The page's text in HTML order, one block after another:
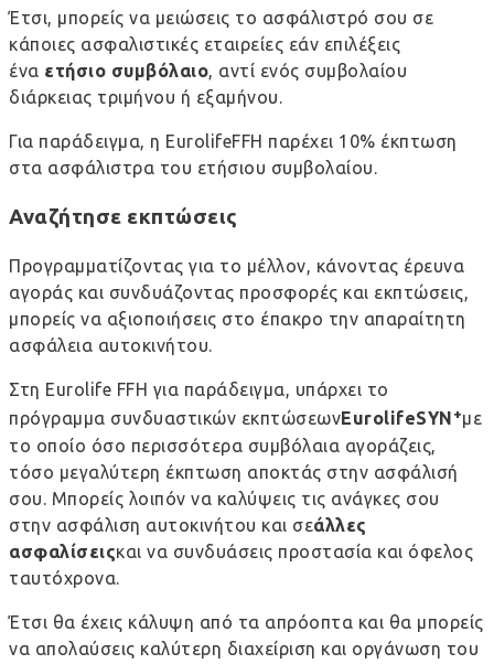
Έτσι, μπορείς να μειώσεις το ασφάλιστρό σου σε
κάποιες ασφαλιστικές εταιρείες εάν επιλέξεις
ένα ετήσιο συμβόλαιο, αντί ενός συμβολαίου
διάρκειας τριμήνου ή εξαμήνου.
Για παράδειγμα, η EurolifeFFH παρέχει 10% έκπτωση
στα ασφάλιστρα του ετήσιου συμβολαίου.
Αναζήτησε εκπτώσεις
Προγραμματίζοντας για το μέλλον, κάνοντας έρευνα
αγοράς και συνδυάζοντας προσφορές και εκπτώσεις,
μπορείς να αξιοποιήσεις στο έπακρο την απαραίτητη
ασφάλεια αυτοκινήτου.
Στη Eurolife FFH για παράδειγμα, υπάρχει το
πρόγραμμα συνδυαστικών εκπτώσεωνEurolifeSYN +με
το οποίο όσο περισσότερα συμβόλαια αγοράζεις,
τόσο μεγαλύτερη έκπτωση αποκτάς στην ασφάλισή
σου. Μπορείς λοιπόν να καλύψεις τις ανάγκες σου
στην ασφάλιση αυτοκινήτου και σεάλλες
ασφαλίσειςκαι να συνδυάσεις προστασία και όφελος
ταυτόχρονα.
Έτσι θα έχεις κάλυψη από τα απρόοπτα και θα μπορείς
να απολαύσεις καλύτερη διαχείριση και οργάνωση του